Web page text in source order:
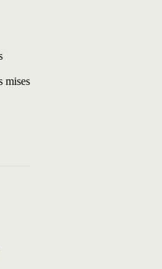
mises